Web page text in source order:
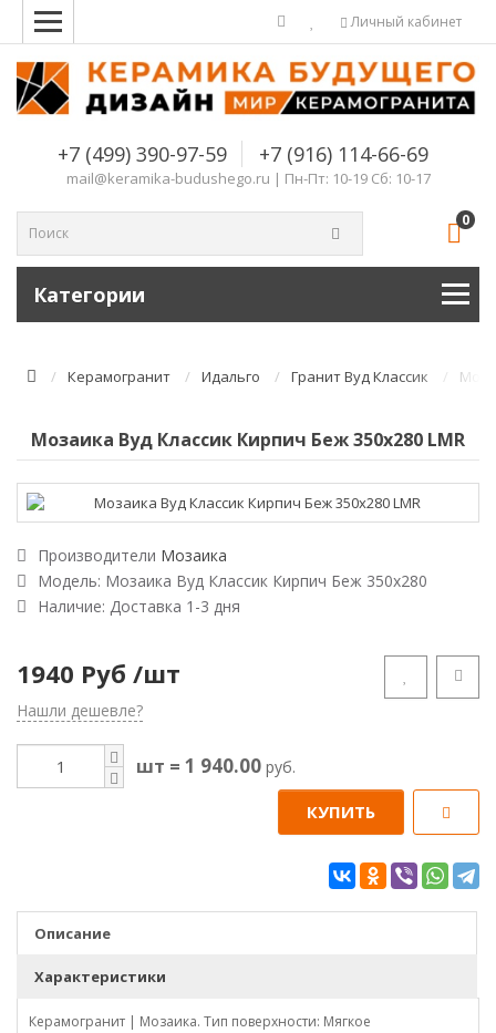
Комплектующие для компьютера
Личный кабинет
+7 (499) 390-97-59 +7 (916) 114-66-69
mail@keramika-budushego.ru | Пн-Пт: 10-19 Сб: 10-17
0
Категории
Керамогранит Идальго Гранит Вуд Классик
Мозаика Вуд Классик Кирпич Беж 350х280 LMR
Производители Мозаика
Модель: Мозаика Вуд Классик Кирпич Беж 350х280
Наличие: Доставка 1-3 дня
1940 Руб /шт
Нашли дешевле?
шт = 1 940.00 руб.
КУПИТЬ
Описание
Характеристики
Керамогранит | Мозаика. Тип поверхности: Мягкое